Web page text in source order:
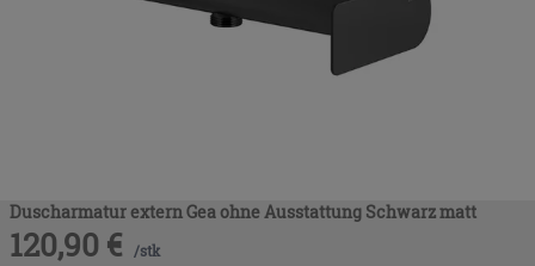
Duscharmatur extern Gea ohne Ausstattung Schwarz matt
120,90 € /stk